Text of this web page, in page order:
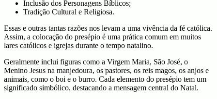
Inclusão dos Personagens Bíblicos;
Tradição Cultural e Religiosa.
Essas e outras tantas razões nos levam a uma vivência da fé católica.
Assim, a colocação do presépio é uma prática comum em muitos
lares católicos e igrejas durante o tempo natalino.
Geralmente inclui figuras como a Virgem Maria, São José, o
Menino Jesus na manjedoura, os pastores, os reis magos, os anjos e
animais, como o boi e o burro. Cada elemento do presépio tem um
significado simbólico, destacando a mensagem central do Natal.